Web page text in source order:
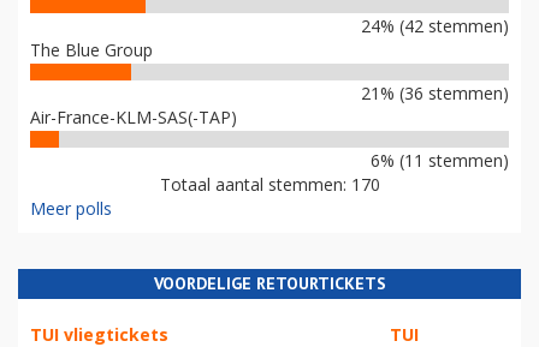
24% (42 stemmen)
The Blue Group
21% (36 stemmen)
Air-France-KLM-SAS(-TAP)
6% (11 stemmen)
Totaal aantal stemmen: 170
Meer polls
VOORDELIGE RETOURTICKETS
TUI vliegtickets TUI